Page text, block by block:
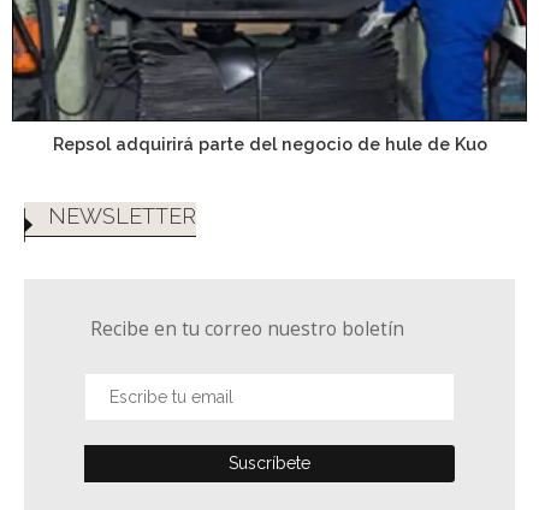
Repsol adquirirá parte del negocio de hule de Kuo
NEWSLETTER
Recibe en tu correo nuestro boletín